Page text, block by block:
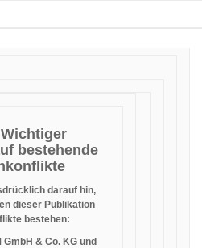
bestehende
darauf hin,
dieser Publikation
bestehen:
GmbH & Co. KG und